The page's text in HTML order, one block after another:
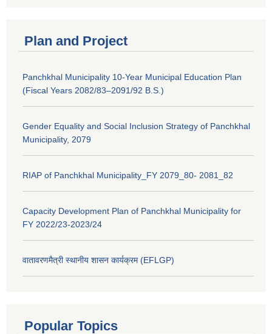
Plan and Project
Panchkhal Municipality 10-Year Municipal Education Plan
(Fiscal Years 2082/83–2091/92 B.S.)
Gender Equality and Social Inclusion Strategy of Panchkhal
Municipality, 2079
RIAP of Panchkhal Municipality_FY 2079_80- 2081_82
Capacity Development Plan of Panchkhal Municipality for
FY 2022/23-2023/24
वातावरणमैत्री स्थानीय शासन कार्यक्रम (EFLGP)
Popular Topics